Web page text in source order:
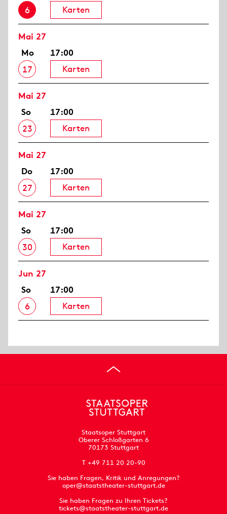
6
Karten
Mai 27
Mo
17
17:00
Karten
Mai 27
So
23
17:00
Karten
Mai 27
Do
27
17:00
Karten
Mai 27
So
30
17:00
Karten
Jun 27
So
6
17:00
Karten
Staatsoper Stuttgart
Oberer Schloßgarten 6
70173 Stuttgart
T +49 711 20 20-90
Sie haben Fragen, Kritik und Anregungen?
oper@staatstheater-stuttgart.de
Sie haben Fragen zu Ihren Tickets?
tickets@staatstheater-stuttgart.de